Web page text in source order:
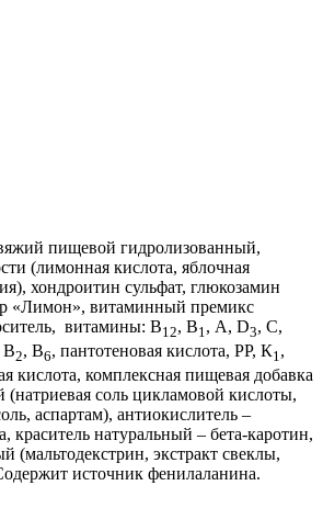
пищевой гидролизованный,
(лимонная кислота, яблочная
хондроитин сульфат, глюкозамин
«Лимон», витаминный премикс
витамины: В12, В1, А, D3, С,
В2, В6, пантотеновая кислота, РР, К1,
кислота, комплексная пищевая добавка
(натриевая соль цикламовой кислоты,
аспартам), антиокислитель –
краситель натуральный – бета-каротин,
(мальтодекстрин, экстракт свеклы,
источник фенилаланина.